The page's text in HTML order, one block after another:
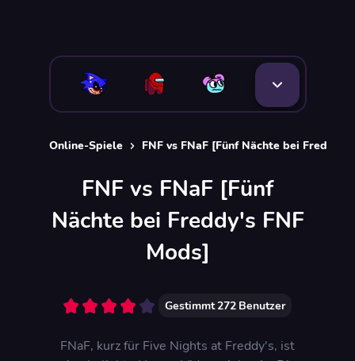
Online-Spiele FNF vs FNaF [Fünf Nächte bei Freddy's
FNF vs FNaF [Fünf
Nächte bei Freddy's FNF
Mods]
Gestimmt272 Benutzer
FNaF, kurz für Five Nights at Freddy's, ist